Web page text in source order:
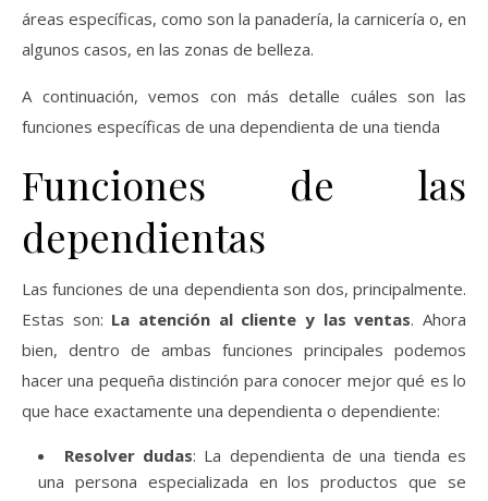
áreas específicas, como son la panadería, la carnicería o, en
algunos casos, en las zonas de belleza.
A continuación, vemos con más detalle cuáles son las
funciones específicas de una dependienta de una tienda
Funciones de las
dependientas
Las funciones de una dependienta son dos, principalmente.
Estas son: La atención al cliente y las ventas. Ahora
bien, dentro de ambas funciones principales podemos
hacer una pequeña distinción para conocer mejor qué es lo
que hace exactamente una dependienta o dependiente:
Resolver dudas: La dependienta de una tienda es
una persona especializada en los productos que se